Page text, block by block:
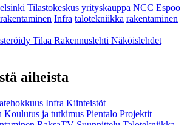
Tilastokeskus yrityskauppa NCC Espoo
Infra talotekniikka rakentaminen
Tilaa Rakennuslehti Näköislehdet
aiheista
Infra Kiinteistöt
Koulutus ja tutkimus Pientalo Projektit